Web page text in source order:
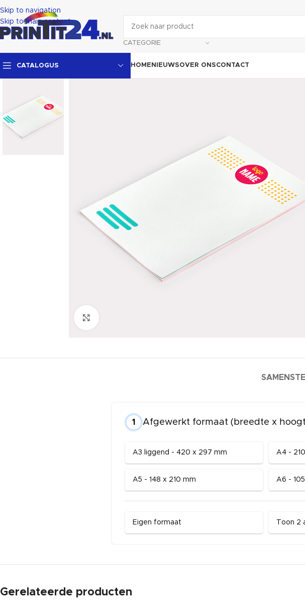
Skip to navigation
Skip to main content
CATEGORIE
CATALOGUS HOME NIEUWSOVER ONSCONTACT
1 Afgewerkt formaat (breedte x
A3 liggend - 420 x 297 mm A4 -
A5 - 148 x 210 mm A6 -
Eigen formaat Toon 2
Gerelateerde producten